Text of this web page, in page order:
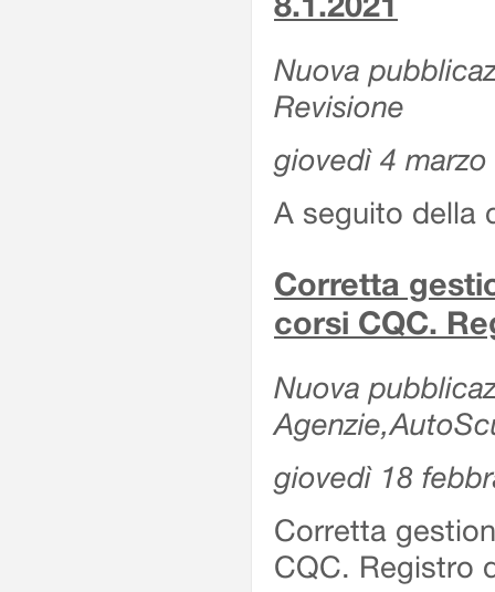
Nuova
Revisione
giovedì 4 marzo
A seguito della
Corretta
corsi CQC.
Nuova
giovedì 18
Corretta
CQC. Registro